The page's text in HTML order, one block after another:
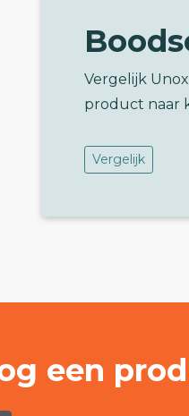
Vergelijk
product naar
Vergelijk
een